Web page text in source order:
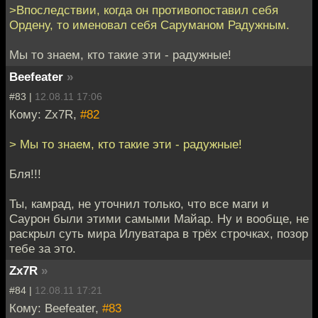
>Впоследствии, когда он противопоставил себя
Ордену, то именовал себя Саруманом Радужным.
Мы то знаем, кто такие эти - радужные!
Beefeater »
#83 | 12.08.11 17:06
Кому: Zx7R, #82
> Мы то знаем, кто такие эти - радужные!
Бля!!!
Ты, камрад, не уточнил только, что все маги и
Саурон были этими самыми Майар. Ну и вообще, не
раскрыл суть мира Илуватара в трёх строчках, позор
тебе за это.
Zx7R »
#84 | 12.08.11 17:21
Кому: Beefeater, #83